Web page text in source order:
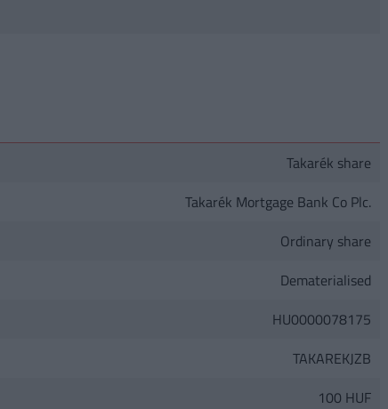
Takarék share
Takarék Mortgage Bank Co Plc.
Ordinary share
Dematerialised
HU0000078175
TAKAREKJZB
100 HUF